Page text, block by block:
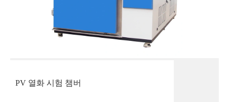
PV 열화 시험 챔버